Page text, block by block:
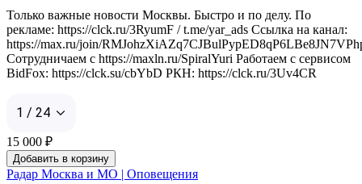
Только важные новости Москвы. Быстро и по делу. По
рекламе: https://clck.ru/3RyumF / t.me/yar_ads Ссылка на канал:
https://max.ru/join/
Сотрудничаем с https://maxln.ru/SpiralYuri Работаем с сервисом
BidFox: https://clck.su/cbYbD РКН: https://clck.ru/3Uv4CR
1 / 24
15 000 ₽
Добавить в корзину
Радар Москва и МО | Оповещения